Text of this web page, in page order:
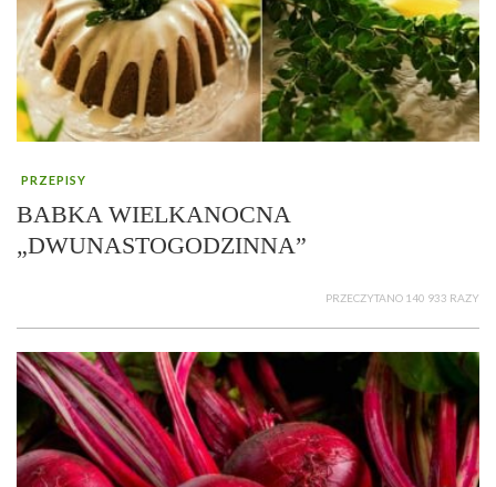
PRZEPISY
BABKA WIELKANOCNA
„DWUNASTOGODZINNA”
PRZECZYTANO 140 933 RAZY